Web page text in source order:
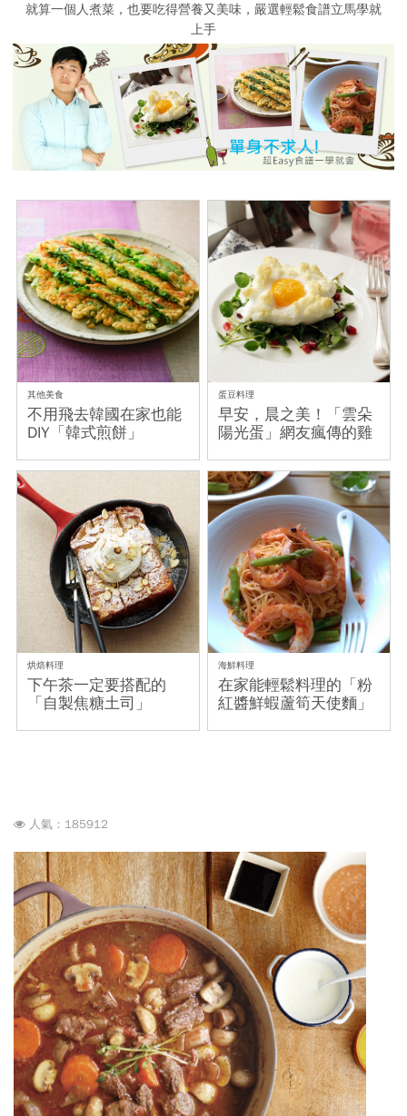
就算一個人煮菜，也要吃得營養又美味，嚴選輕鬆食譜立馬學就
上手
其他美食
不用飛去韓國在家也能
DIY「韓式煎餅」
蛋豆料理
早安，晨之美！「雲朵
陽光蛋」網友瘋傳的雞
烘焙料理
下午茶一定要搭配的
「自製焦糖土司」
海鮮料理
在家能輕鬆料理的「粉
紅醬鮮蝦蘆筍天使麵」
人氣：185912